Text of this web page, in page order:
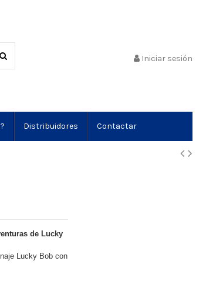
Iniciar sesión
Distribuidores Contactar
de Lucky
Lucky Bob con